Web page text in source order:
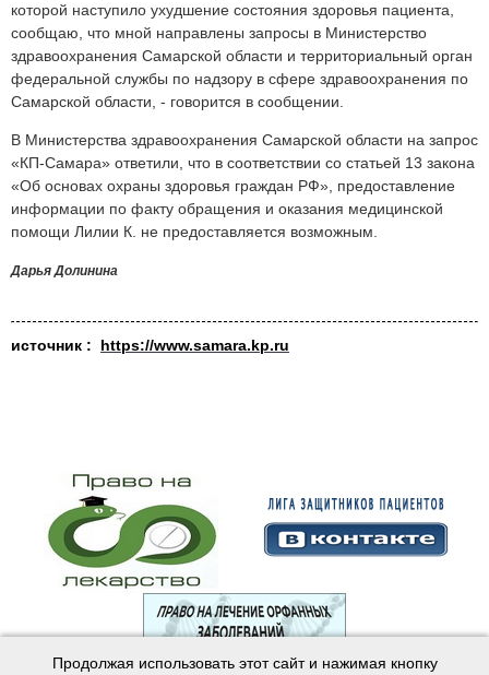
которой наступило ухудшение состояния здоровья пациента,
сообщаю, что мной направлены запросы в Министерство
здравоохранения Самарской области и территориальный орган
федеральной службы по надзору в сфере здравоохранения по
Самарской области, - говорится в сообщении.
В Министерства здравоохранения Самарской области на запрос
«КП-Самара» ответили, что в соответствии со статьей 13 закона
«Об основах охраны здоровья граждан РФ», предоставление
информации по факту обращения и оказания медицинской
помощи Лилии К. не предоставляется возможным.
Дарья Долинина
источник : https://www.samara.kp.ru
Продолжая использовать этот сайт и нажимая кнопку